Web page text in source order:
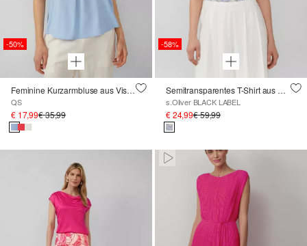
-50%
Feminine Kurzarmbluse aus Viskose
QS
€ 17,99€ 35,99
-58%
Semitransparentes T-Shirt aus Strickjersey mit V-Ausschnitt
s.Oliver BLACK LABEL
€ 24,99€ 59,99
Paused • Muted